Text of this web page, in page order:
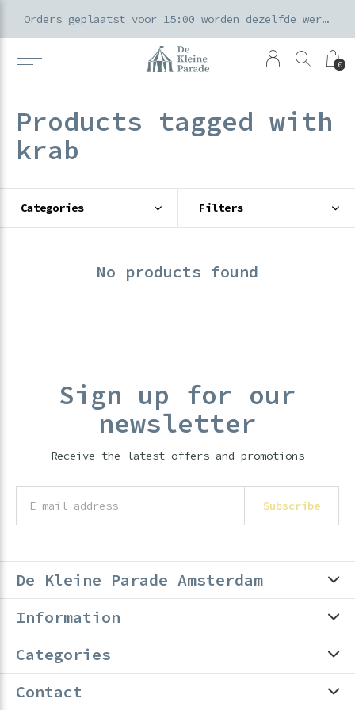
0
Orders geplaatst voor 15:00 worden dezelfde werkdag verzonden
Products tagged with
krab
Categories Filters
No products found
Sign up for our
newsletter
Receive the latest offers and promotions
Subscribe
De Kleine Parade Amsterdam
Information
Categories
Contact